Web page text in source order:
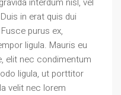
in erat quis dui
purus ex,
ligula. Mauris eu
elit nec condimentum
ligula, ut porttitor
velit nec lorem